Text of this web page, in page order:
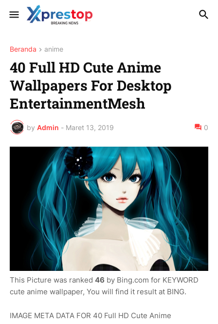
Beranda anime
40 Full HD Cute Anime
Wallpapers For Desktop
EntertainmentMesh
by Admin - Maret 13, 2019 0
This Picture was ranked 46 by Bing.com for KEYWORD
cute anime wallpaper, You will find it result at BING.
IMAGE META DATA FOR 40 Full HD Cute Anime